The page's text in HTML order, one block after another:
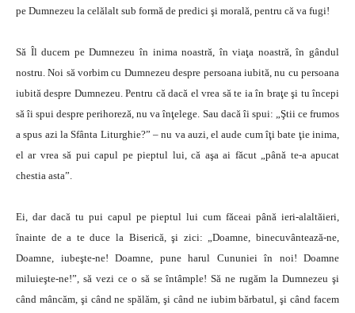
pe Dumnezeu la celălalt sub formă de predici şi morală, pentru că va fugi!
Să Îl ducem pe Dumnezeu în inima noastră, în viaţa noastră, în gândul
nostru. Noi să vorbim cu Dumnezeu despre persoana iubită, nu cu persoana
iubită despre Dumnezeu. Pentru că dacă el vrea să te ia în braţe şi tu începi
să îi spui despre perihoreză, nu va înţelege. Sau dacă îi spui: „Ştii ce frumos
a spus azi la Sfânta Liturghie?” – nu va auzi, el aude cum îţi bate ţie inima,
el ar vrea să pui capul pe pieptul lui, că aşa ai făcut „până te-a apucat
chestia asta”.
Ei, dar dacă tu pui capul pe pieptul lui cum făceai până ieri-alaltăieri,
înainte de a te duce la Biserică, şi zici: „Doamne, binecuvântează-ne,
Doamne, iubeşte-ne! Doamne, pune harul Cununiei în noi! Doamne
miluieşte-ne!”, să vezi ce o să se întâmple! Să ne rugăm la Dumnezeu şi
când mâncăm, şi când ne spălăm, şi când ne iubim bărbatul, şi când facem